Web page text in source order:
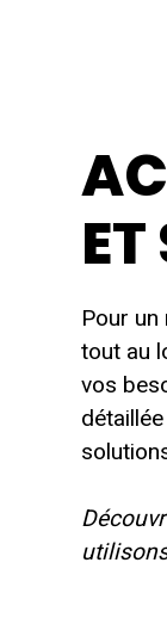
Pour
tout au
vos